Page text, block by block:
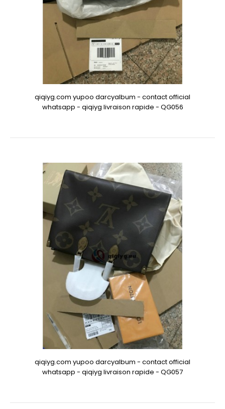
qiqiyg.com yupoo darcyalbum - contact official
whatsapp - qiqiyg livraison rapide - QG056
qiqiyg.com yupoo darcyalbum - contact official
whatsapp - qiqiyg livraison rapide - QG057